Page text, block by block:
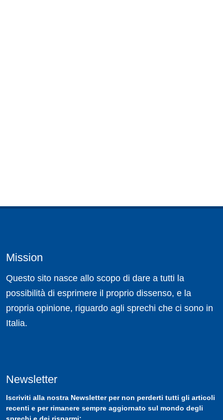
Mission
Questo sito nasce allo scopo di dare a tutti la
possibilità di esprimere il proprio dissenso, e la
propria opinione, riguardo agli sprechi che ci sono in
Italia.
Newsletter
Iscriviti alla nostra Newsletterper non perderti tutti gli articoli
recenti e per rimanere sempre aggiornato sul mondo degli